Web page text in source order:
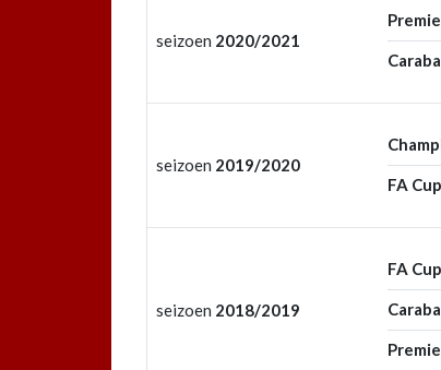
seizoen 2020/2021
seizoen 2019/2020
FA Cup
seizoen 2018/2019
FA Cup